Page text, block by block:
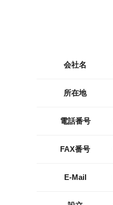
会社名
所在地
電話番号
FAX番号
E-Mail